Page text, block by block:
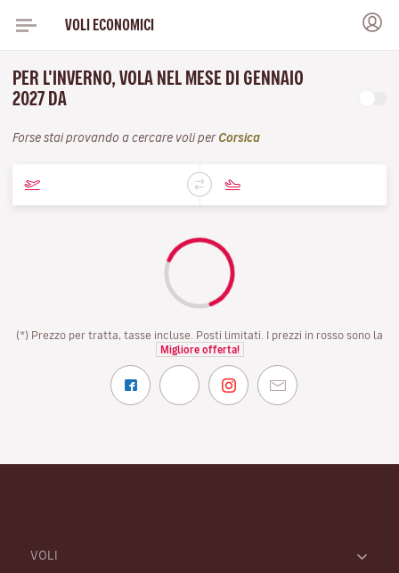
VOLI ECONOMICI
PER L'INVERNO, VOLA NEL MESE DI GENNAIO
2027 DA
Forse stai provando a cercare voli per Corsica
(*) Prezzo per tratta, tasse incluse. Posti limitati. I prezzi in rosso sono la
Migliore offerta!
VOLI